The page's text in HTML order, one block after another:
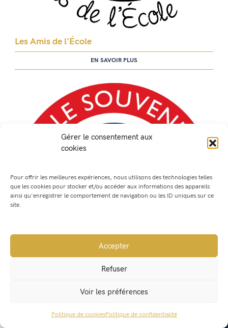
Gérer le consentement aux
cookies
Pour offrir les meilleures expériences, nous utilisons des technologies telles
que les cookies pour stocker et/ou accéder aux informations des appareils
ainsi qu'enregistrer le comportement de navigation ou les ID uniques sur ce
site.
Accepter
Refuser
Voir les préférences
Politique de cookiesPolitique de confidentialité
Les Amis de l'École
EN SAVOIR PLUS
Le Souvenir Français et Comité de Liaison des
ACCÈS RAPIDE